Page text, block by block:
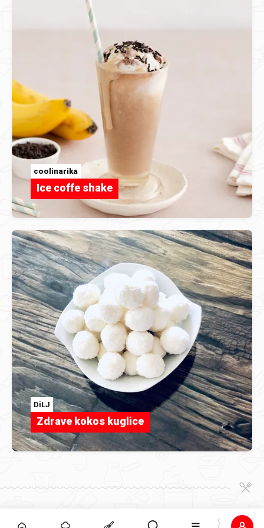
coolinarika
Ice coffe shake
DiLJ
Zdrave kokos kuglice